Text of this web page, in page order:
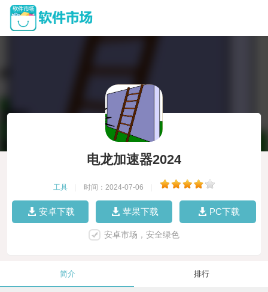
电龙加速器2024
工具 时间：2024-07-06
安卓下载 苹果下载 PC下载
安卓市场，安全绿色
简介 排行